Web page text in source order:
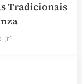
Tradicionais